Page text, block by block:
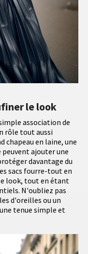
le look
association de
rôle tout aussi
chapeau en laine, une
peuvent ajouter une
davantage du
sacs fourre-tout en
look, tout en étant
N'oubliez pas
d'oreilles ou un
tenue simple et